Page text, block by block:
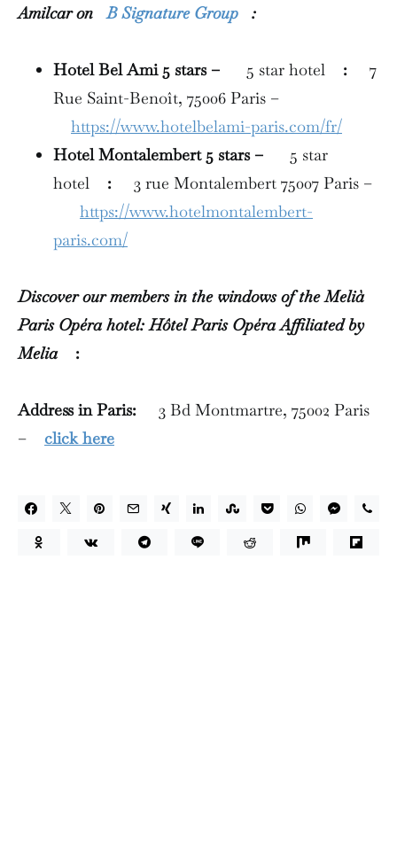
Amilcar onB Signature Group :
Hotel Bel Ami 5 stars – 5 star hotel : 7
Rue Saint-Benoît, 75006 Paris –
https://www.hotelbelami-paris.com/fr/
Hotel Montalembert 5 stars –
5 star
hotel : 3 rue Montalembert 75007 Paris –
https://www.hotelmontalembert-
paris.com/
Discover our members in the windows of the Melià
Paris Opéra hotel: Hôtel Paris Opéra Affiliated by
Melia
:
Address in Paris:
3 Bd Montmartre, 75002 Paris
– click here